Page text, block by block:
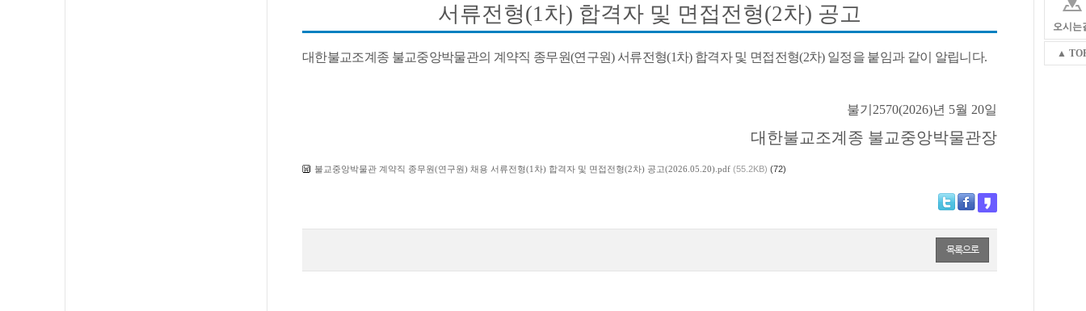
서류전형(1 차) 합격자 및 면접전형(2차) 공고
대한불교조계종 불교중앙박물관의 계약직 종무원(연구원) 서류전형(1차) 합격자 및 면접전형(2차) 일정을 붙임과 같이 알립니다.
불기 2570(2026)년 5월 20일
대한불교조계종 불교중앙박물관장
불교중앙박물관 계약직 종무원(연구원) 채용 서류전형(1차) 합격자 및 면접전형(2차) 공고(2026.05.20).pdf (55.2KB) (72)
목록으로
오시는
▲